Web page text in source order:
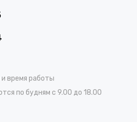
время работы
по будням с 9.00 до 18.00